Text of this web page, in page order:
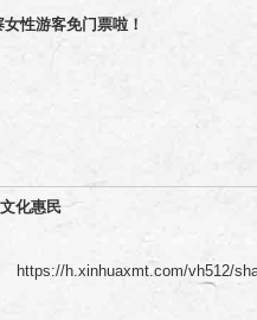
性游客免门票啦！
化惠民
https://h.xinhuaxmt.com/vh512/